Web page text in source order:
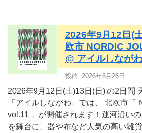
2026年9月12日(
欧市 NORDIC
@ アイルしながわ
投稿: 2026年6月26日
2026年9月12日(土)13日(日) の2日間
「アイルしながわ」では、 北欧市「
vol.11 」が開催されます！運河沿い
を舞台に、器や布など人気の高い雑